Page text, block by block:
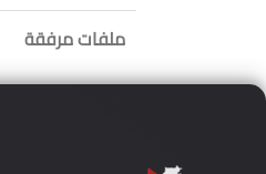
ملفات مرفقة